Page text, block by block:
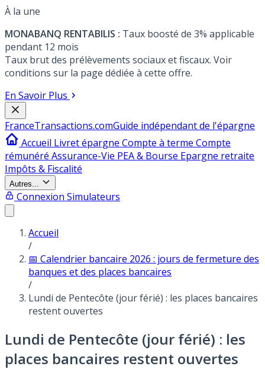
À la une
MONABANQ RENTABILIS : Taux boosté de 3% applicable
pendant 12 mois
Taux brut des prélèvements sociaux et fiscaux. Voir
conditions sur la page dédiée à cette offre.
En Savoir Plus
FranceTransactions.comGuide indépendant de l'épargne
Accueil Livret épargne Compte à terme Compte
rémunéré Assurance-Vie PEA & Bourse Epargne retraite
Impôts & Fiscalité
Autres...
Connexion Simulateurs
Accueil
/
📅 Calendrier bancaire 2026 : jours de fermeture des
banques et des places bancaires
/
Lundi de Pentecôte (jour férié) : les places bancaires
restent ouvertes
Lundi de Pentecôte (jour férié) : les
places bancaires restent ouvertes